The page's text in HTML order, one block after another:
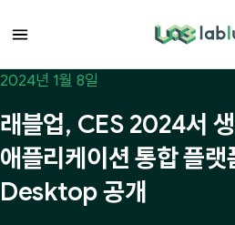
lablup.com
2024년 1월 8일
래블업, CES 2024서
애플리케이션 통합 플
Desktop 공개